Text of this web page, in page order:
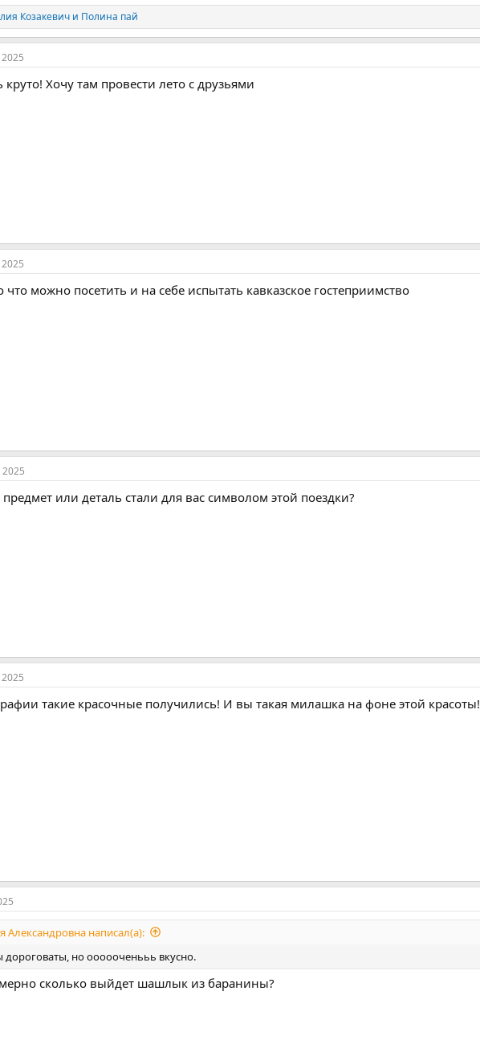
Козакевич и Полина пай
Хочу там провести лето с друзьями
можно посетить и на себе испытать кавказское гостеприимство
или деталь стали для вас символом этой поездки?
такие красочные получились! И вы такая милашка на фоне этой красоты!
Александровна написал(а):
дороговаты, но оооооченььь вкусно.
сколько выйдет шашлык из баранины?